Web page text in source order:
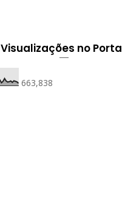
Visualizações no
663,838